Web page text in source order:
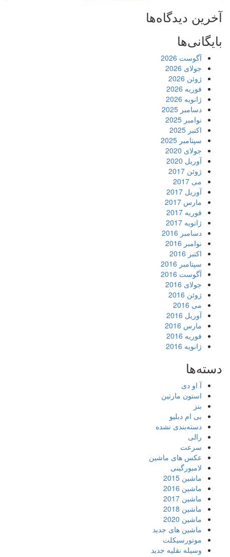
آخرین دیدگاه‌ها
بایگانی‌ها
آگوست 2026
جولای 2026
ژوئن 2026
فوریه 2026
ژانویه 2026
دسامبر 2025
نوامبر 2025
اکتبر 2025
سپتامبر 2025
جولای 2020
آوریل 2020
ژوئن 2017
می 2017
آوریل 2017
مارس 2017
فوریه 2017
ژانویه 2017
دسامبر 2016
نوامبر 2016
اکتبر 2016
سپتامبر 2016
آگوست 2016
جولای 2016
ژوئن 2016
می 2016
آوریل 2016
مارس 2016
فوریه 2016
ژانویه 2016
دسته‌ها
آ او دی
استون مارتین
بنز
بی ام دبلیو
دسته‌بندی نشده
رالی
سرعت
عکس های ماشین
لامبورگینی
ماشین 2015
ماشین 2016
ماشین 2017
ماشین 2018
ماشین 2020
ماشین های جدید
موتورسیکلت
وسیله نقلیه جدید